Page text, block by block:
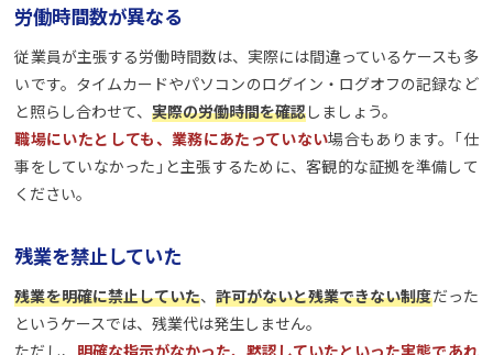
労働時間数が異なる
従業員が主張する労働時間数は、実際には間違っているケースも多
いです。タイムカードやパソコンのログイン・ログオフの記録など
と照らし合わせて、実際の労働時間を確認しましょう。
職場にいたとしても、業務にあたっていない場合もあります。「仕
事をしていなかった」と主張するために、客観的な証拠を準備して
ください。
残業を禁止していた
残業を明確に禁止していた、 許可がないと残業できない制度だった
というケースでは、残業代は発生しません。
ただし、 明確な指示がなかった、黙認していたといった実態であれ